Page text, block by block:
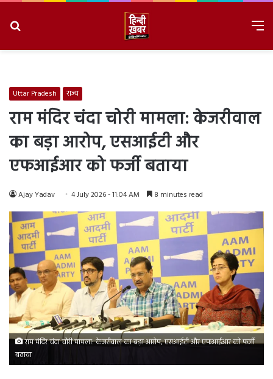
Uttar Pradesh राज्य
राम मंदिर चंदा चोरी मामला: केजरीवाल
का बड़ा आरोप, एसआईटी और
एफआईआर को फर्जी बताया
Ajay Yadav 4 July 2026 - 11:04 AM 8 minutes read
राम मंदिर चंदा चोरी मामला: केजरीवाल का बड़ा आरोप, एसआईटी और एफआईआर को फर्जी
बताया